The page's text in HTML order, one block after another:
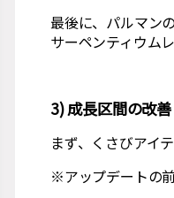
最後に、パルマン
サーペンティウム
3) 成長区間の改善
まず、くさびアイ
※アップデートの